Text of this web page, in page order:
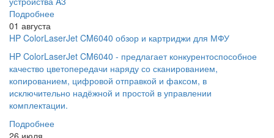
Подробнее
01 августа
HP ColorLaserJet CM6040 обзор и картриджи для МФУ
HP ColorLaserJet CM6040 - предлагает конкурентоспособное
качество цветопередачи наряду со сканированием,
копированием, цифровой отправкой и факсом, в
исключительно надёжной и простой в управлении
комплектации.
Подробнее
26 июля